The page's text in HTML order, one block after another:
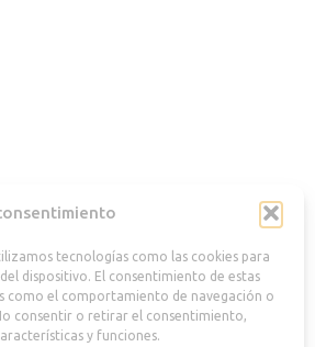
tecnologías como las cookies para
dispositivo. El consentimiento de estas
como el comportamiento de navegación o
consentir o retirar el consentimiento,
y funciones.